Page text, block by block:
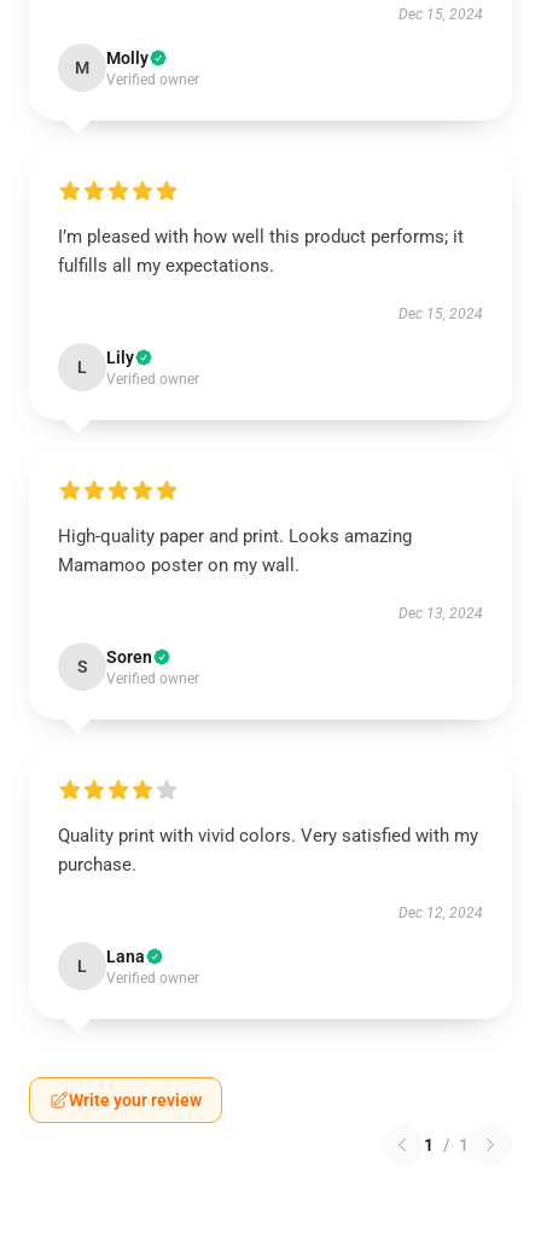
Dec 15, 2024
M Molly
Verified owner
I’m pleased with how well this product performs; it
fulfills all my expectations.
Dec 15, 2024
L Lily
Verified owner
High-quality paper and print. Looks amazing
Mamamoo poster on my wall.
Dec 13, 2024
S Soren
Verified owner
Quality print with vivid colors. Very satisfied with my
purchase.
Dec 12, 2024
L Lana
Verified owner
Write your review
1 / 1